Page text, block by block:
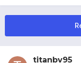
titanbv95